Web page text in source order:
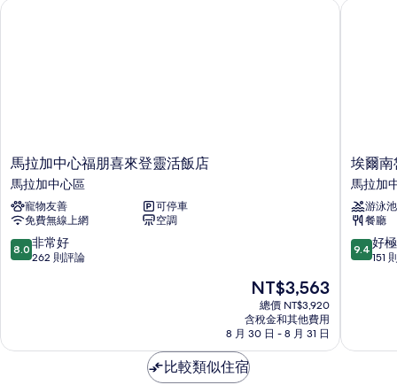
詳
馬
拉
加
中
心
福
朋
飯
馬拉加中心福朋喜來登靈活飯店
馬拉加中心區
寵物友善
可停車
免費無線上網
空調
8.0
分，
常
8.0 非常好
262 則評論
現
在
價
格
為
NT$3,563
總價 NT$3,920
含稅金和其他費用
8 月 30 日 - 8 月 31 日
馬拉加中心福朋喜來登靈活飯店
埃
爾
南
魯
伊
斯
科
舍
埃爾南
馬拉加
游泳池
餐廳
9.4
分，
極
9.4 好
151
埃爾南
比較類似住宿